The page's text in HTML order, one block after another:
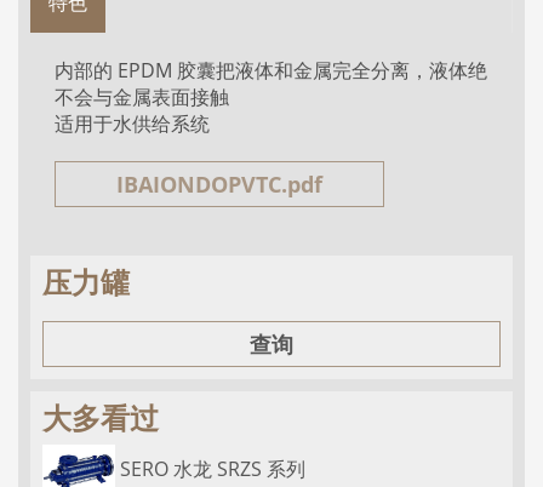
内部的 EPDM 胶囊把液体和金属完全分离，液体绝
不会与金属表面接触
适用于水供给系统
IBAIONDOPVTC.pdf
压力罐
查询
大多看过
SERO 水龙 SRZS 系列